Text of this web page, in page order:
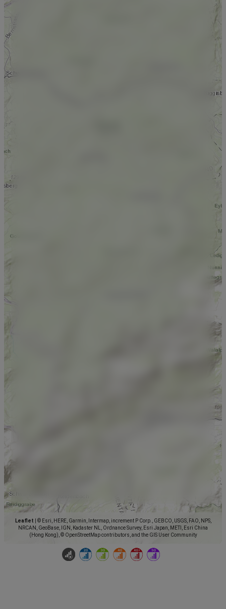
Leaflet
© Esri, HERE, Garmin, Intermap, increment P Corp., GEBCO, USGS, FAO, NPS,
NRCAN, GeoBase, IGN, Kadaster NL, Ordnance Survey, Esri Japan, METI, Esri China
(Hong Kong), © OpenStreetMap contributors, and the GIS User Community